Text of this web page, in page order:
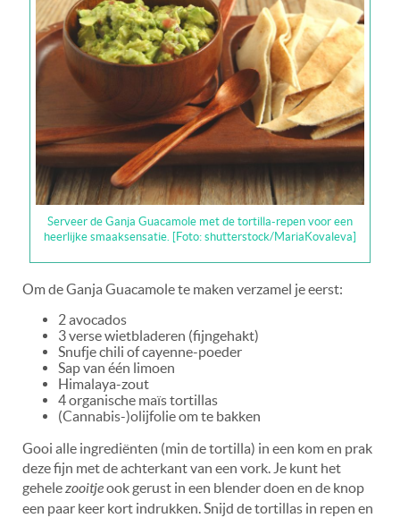
Serveer de Ganja Guacamole met de tortilla-repen voor een
heerlijke smaaksensatie. [Foto: shutterstock/MariaKovaleva]
Om de Ganja Guacamole te maken verzamel je eerst:
2 avocados
3 verse wietbladeren (fijngehakt)
Snufje chili of cayenne-poeder
Sap van één limoen
Himalaya-zout
4 organische maïs tortillas
(Cannabis-)olijfolie om te bakken
Gooi alle ingrediënten (min de tortilla) in een kom en prak
deze fijn met de achterkant van een vork. Je kunt het
gehelezooitjeook gerust in een blender doen en de knop
een paar keer kort indrukken. Snijd de tortillas in repen en